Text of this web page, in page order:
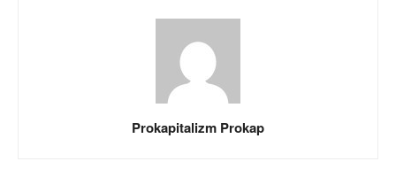
Prokapitalizm Prokap